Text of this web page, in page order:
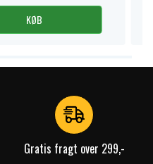
KØB
Gratis fragt over 299,-